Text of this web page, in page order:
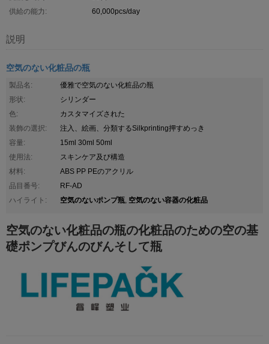
供給の能力:
60,000pcs/day
説明
空気のない化粧品の瓶
製品名:
優雅で空気のない化粧品の瓶
形状:
シリンダー
色:
カスタマイズされた
装飾の選択:
注入、絵画、分類するSilkprinting押すめっき
容量:
15ml 30ml 50ml
使用法:
スキンケア及び構造
材料:
ABS PP PEのアクリル
品目番号:
RF-AD
ハイライト:
空気のないポンプ瓶, 空気のない容器の化粧品
空気のない化粧品の瓶の化粧品のための空の基
礎ポンプびんのびんそして瓶